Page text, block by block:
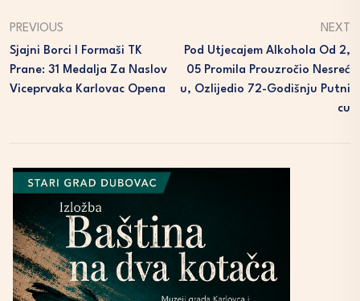
PREVIOUS
Sjajni Borci I Formaši TK
Prane: 31 Medalja Za Naslov
Viceprvaka Karlovac Opena
NEXT
Pod Utjecajem Alkohola Od 2,
05 Promila Prouzročio Nesreć
U, Ozlijedio 72-Godišnju Putni
Cu